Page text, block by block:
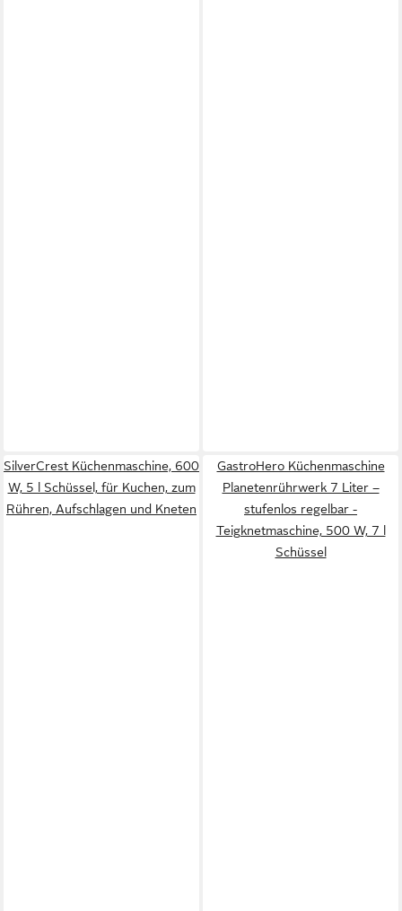
SilverCrest Küchenmaschine, 600
W, 5 l Schüssel, für Kuchen, zum
Rühren, Aufschlagen und Kneten
GastroHero Küchenmaschine
Planetenrührwerk 7 Liter –
stufenlos regelbar -
Teigknetmaschine, 500 W, 7 l
Schüssel